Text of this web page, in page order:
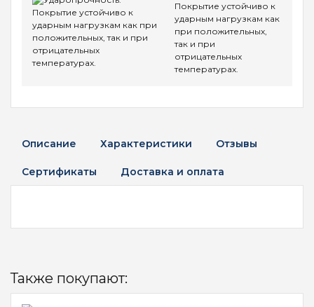
Покрытие устойчиво к
ударным нагрузкам как
при положительных,
так и при
отрицательных
температурах.
Описание Характеристики Отзывы
Сертификаты Доставка и оплата
Также покупают: